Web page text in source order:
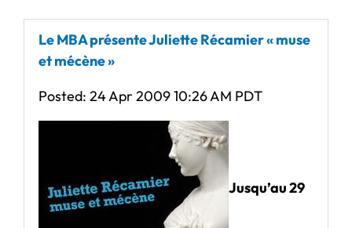
Le MBA présente Juliette Récamier « muse
et mécène »
Posted: 24 Apr 2009 10:26 AM PDT
Jusqu’au 29